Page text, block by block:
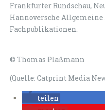
Frankfurter Rundschau,
Hannoversche
Fachpublikationen.
© Thomas Plaßmann
(Quelle: Catprint Media
teilen